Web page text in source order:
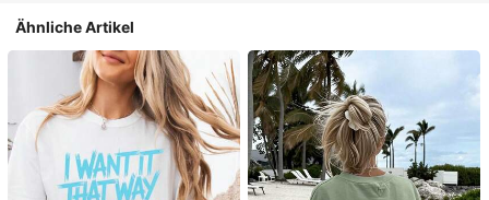
Ähnliche Artikel